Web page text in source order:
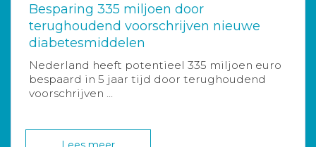
Besparing 335 miljoen door
terughoudend voorschrijven nieuwe
diabetesmiddelen
Nederland heeft potentieel 335 miljoen euro
bespaard in 5 jaar tijd door terughoudend
voorschrijven ...